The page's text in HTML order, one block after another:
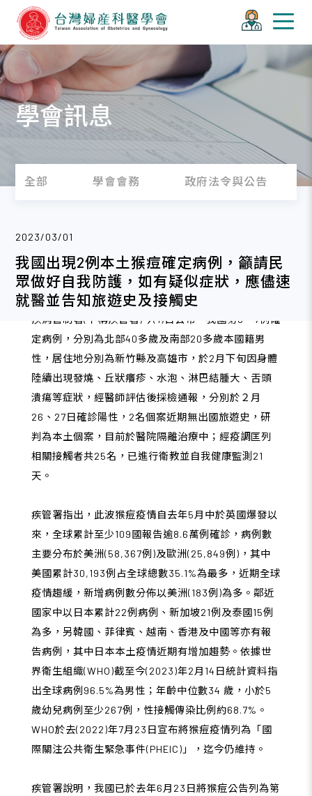
學會訊息
全部 學會會務 政府法令與公告
2023/03/01
我國出現2例本土猴痘確定病例，籲請民
眾做好自我防護，如有疑似症狀，應儘速
就醫並告知旅遊史及接觸史
疾病管制署(下稱疾管署)今(1)日公布．我國第6、7例確
定病例，分別為北部40多歲及南部20多歲本國籍男
性，居住地分別為新竹縣及高雄市，於2月下旬因身體
陸續出現發燒、丘狀癢疹、水泡、淋巴結腫大、舌頭
潰瘍等症狀，經醫師評估後採檢通報，分別於２月
26、27日確診陽性，2名個案近期無出國旅遊史，研
判為本土個案，目前於醫院隔離治療中；經疫調匡列
相關接觸者共25名，已進行衛教並自我健康監測21
天。
疾管署指出，此波猴痘疫情自去年5月中於英國爆發以
來，全球累計至少109國報告逾8.6萬例確診，病例數
主要分布於美洲(58,367例)及歐洲(25,849例)，其中
美國累計30,193例占全球總數35.1%為最多，近期全球
疫情趨緩，新增病例數分佈以美洲(183例)為多。鄰近
國家中以日本累計22例病例、新加坡21例及泰國15例
為多，另韓國、菲律賓、越南、香港及中國等亦有報
告病例，其中日本本土疫情近期有增加趨勢。依據世
界衛生組織(WHO)截至今(2023)年2月14日統計資料指
出全球病例96.5%為男性；年齡中位數34 歲，小於5
歲幼兒病例至少267例，性接觸傳染比例約68.7%。
WHO於去(2022)年7月23日宣布將猴痘疫情列為「國
際關注公共衛生緊急事件(PHEIC)」，迄今仍維持。
疾管署說明，我國已於去年6月23日將猴痘公告列為第